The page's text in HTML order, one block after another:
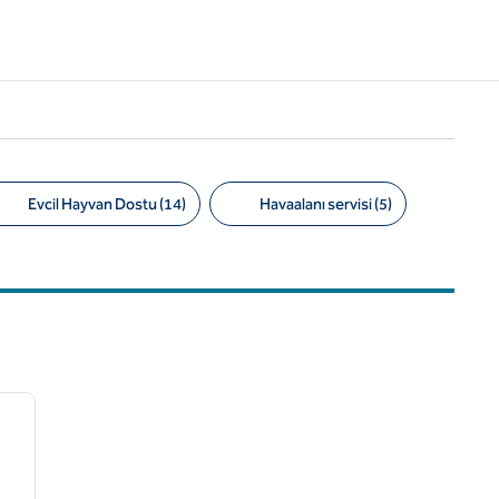
Evcil Hayvan Dostu (14) Havaalanı servisi (5)
sonraki görsel